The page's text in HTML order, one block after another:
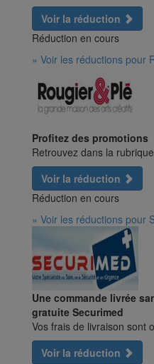
Voir la réduction
Réduction en cours
» Voir les réductions pour
Profitez des promotions
Retrouvez dans la
Voir la réduction
Réduction en cours
» Voir les réductions pour
Une commande livrée
gratuite Securimed
Vos frais de livraison sont
Voir la réduction